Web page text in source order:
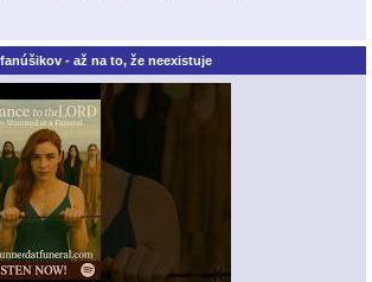
- až na to, že neexistuje